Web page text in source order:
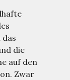
die
auf den
Zwar